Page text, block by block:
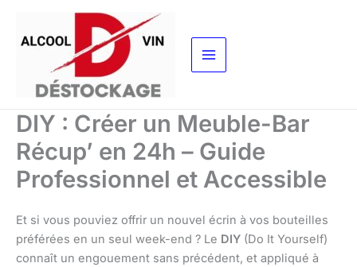
contenu
DIY : Créer un Meuble-Bar
Récup’ en 24h – Guide
Professionnel et Accessible
Et si vous pouviez offrir un nouvel écrin à vos bouteilles
préférées en un seul week-end ? Le DIY (Do It Yourself)
connaît un engouement sans précédent, et appliqué à